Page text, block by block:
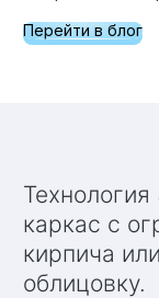
Перейти в блог
Технология 3. Стеклокомпозитный
каркас с
кирпича
облицовку.